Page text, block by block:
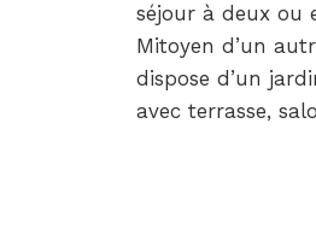
séjour à deux ou
Mitoyen d’un
dispose d’un
avec terrasse,